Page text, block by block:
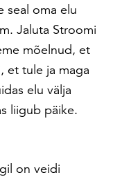
seal oma elu
Jaluta Stroomi
mõelnud, et
et tule ja maga
elu välja
liigub päike.
on veidi